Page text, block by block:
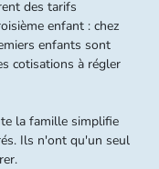
des tarifs
enfant : chez
enfants sont
cotisations à régler
la famille simplifie
Ils n'ont qu'un seul